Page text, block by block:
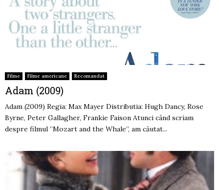
Filme Filme americane Recomandat
Adam (2009)
Adam (2009) Regia: Max Mayer Distributia: Hugh Dancy, Rose
Byrne, Peter Gallagher, Frankie Faison Atunci când scriam
despre filmul ”Mozart and the Whale”, am căutat...